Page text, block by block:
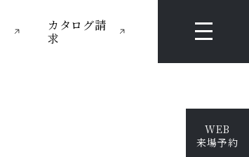
カタログ請
求
WEB
来場予約